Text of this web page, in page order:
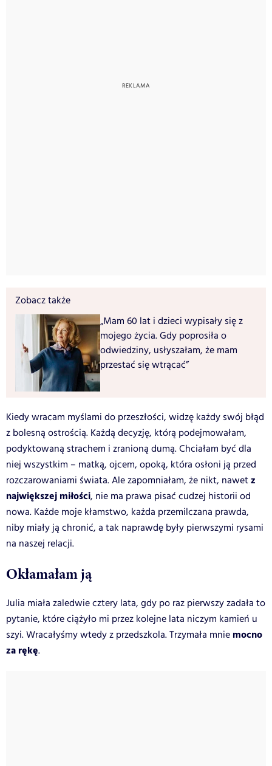
Zobacz także
„Mam 60 lat i dzieci wypisały się z
mojego życia. Gdy poprosiła o
odwiedziny, usłyszałam, że mam
przestać się wtrącać”
Kiedy wracam myślami do przeszłości, widzę każdy swój błąd
z bolesną ostrością. Każdą decyzję, którą podejmowałam,
podyktowaną strachem i zranioną dumą. Chciałam być dla
niej wszystkim – matką, ojcem, opoką, która osłoni ją przed
rozczarowaniami świata. Ale zapomniałam, że nikt, nawetz
największej miłości, nie ma prawa pisać cudzej historii od
nowa. Każde moje kłamstwo, każda przemilczana prawda,
niby miały ją chronić, a tak naprawdę były pierwszymi rysami
na naszej relacji.
Okłamałam ją
Julia miała zaledwie cztery lata, gdy po raz pierwszy zadała to
pytanie, które ciążyło mi przez kolejne lata niczym kamień u
szyi. Wracałyśmy wtedy z przedszkola. Trzymała mnie mocno
za rękę.